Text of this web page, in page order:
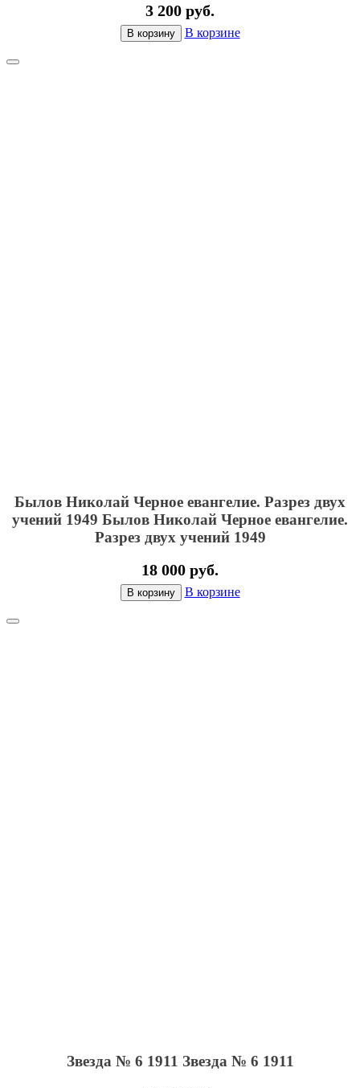
3 200 руб.
В корзину В корзине
Былов Николай Черное евангелие. Разрез двух
учений 1949 Былов Николай Черное евангелие.
Разрез двух учений 1949
18 000 руб.
В корзину В корзине
Звезда № 6 1911 Звезда № 6 1911